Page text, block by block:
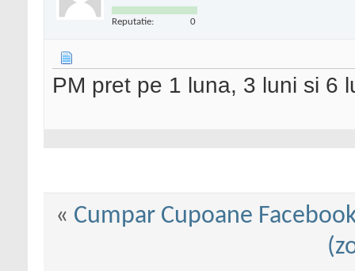
Reputatie: 0
PM pret pe 1 luna, 3 luni si 6
« Cumpar Cupoane